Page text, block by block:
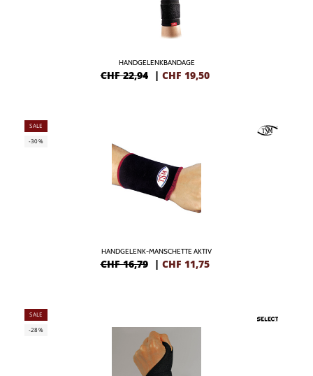
HANDGELENKBANDAGE
CHF 22,94 | CHF 19,50
SALE
-30%
HANDGELENK-MANSCHETTE AKTIV
CHF 16,79 | CHF 11,75
SALE
-28%